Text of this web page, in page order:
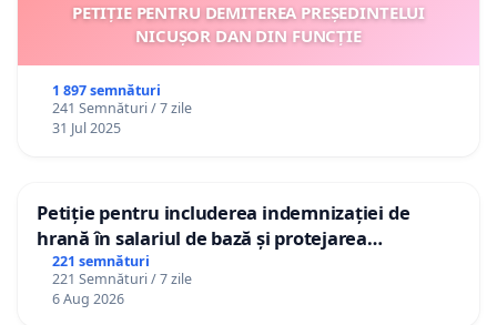
PETIȚIE PENTRU DEMITEREA PREȘEDINTELUI
NICUȘOR DAN DIN FUNCȚIE
1 897 semnături
241 Semnături / 7 zile
31 Jul 2025
Petiție pentru includerea indemnizației de
hrană în salariul de bază și protejarea
gradațiilor de vechime pentru asistenții
personali
221 semnături
221 Semnături / 7 zile
6 Aug 2026